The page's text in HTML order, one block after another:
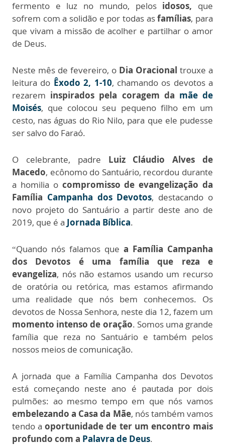
fermento e luz no mundo, pelos idosos, que
sofrem com a solidão e por todas asfamílias, para
que vivam a missão de acolher e partilhar o amor
de Deus.
Neste mês de fevereiro, o Dia Oracional trouxe a
leitura do Êxodo 2, 1-10, chamando os devotos a
rezarem inspirados pela coragem da mãe de
Moisés, que colocou seu pequeno filho em um
cesto, nas águas do Rio Nilo, para que ele pudesse
ser salvo do Faraó.
O celebrante, padre Luiz Cláudio Alves de
Macedo, ecônomo do Santuário, recordou durante
a homilia o compromisso de evangelização da
Família Campanha dos Devotos, destacando o
novo projeto do Santuário a partir deste ano de
2019, que é a Jornada Bíblica.
“Quando nós falamos que a Família Campanha
dos Devotos é uma família que reza e
evangeliza, nós não estamos usando um recurso
de oratória ou retórica, mas estamos afirmando
uma realidade que nós bem conhecemos. Os
devotos de Nossa Senhora, neste dia 12, fazem um
momento intenso de oração. Somos uma grande
família que reza no Santuário e também pelos
nossos meios de comunicação.
A jornada que a Família Campanha dos Devotos
está começando neste ano é pautada por dois
pulmões: ao mesmo tempo em que nós vamos
embelezando a Casa da Mãe, nós também vamos
tendo aoportunidade de ter um encontro mais
profundo com a Palavra de Deus.